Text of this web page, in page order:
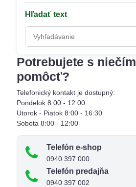
Hľadať text
Prehľadať
výsledky
filtra
fulltextom
Potrebujete s niečím
pomôcť?
Telefonický kontakt je dostupný:
Pondelok 8:00 - 12:00
Utorok - Piatok 8:00 - 16:30
Sobota 8:00 - 12:00
Telefón e-shop
0940 397 000
Telefón predajňa
0940 397 002